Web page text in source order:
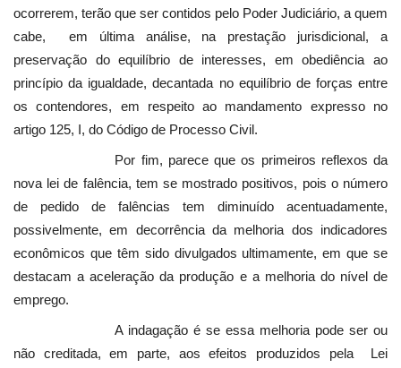
ocorrerem, terão que ser contidos pelo Poder Judiciário, a quem
cabe, em última análise, na prestação jurisdicional, a
preservação do equilíbrio de interesses, em obediência ao
princípio da igualdade, decantada no equilíbrio de forças entre
os contendores, em respeito ao mandamento expresso no
artigo 125, I, do Código de Processo Civil.
Por fim, parece que os primeiros reflexos da
nova lei de falência, tem se mostrado positivos, pois o número
de pedido de falências tem diminuído acentuadamente,
possivelmente, em decorrência da melhoria dos indicadores
econômicos que têm sido divulgados ultimamente, em que se
destacam a aceleração da produção e a melhoria do nível de
emprego.
A indagação é se essa melhoria pode ser ou
não creditada, em parte, aos efeitos produzidos pela
Lei